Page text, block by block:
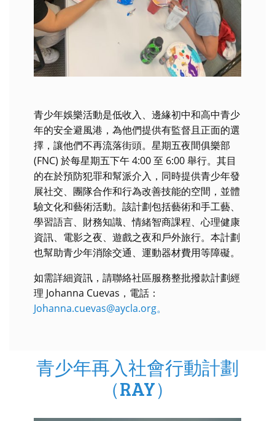
青少年娛樂活動是低收入、邊緣初中和高中青少
年的安全避風港，為他們提供有監督且正面的選
擇，讓他們不再流落街頭。星期五夜間俱樂部
(FNC) 於每星期五下午 4:00 至 6:00 舉行。其目
的在於預防犯罪和幫派介入，同時提供青少年發
展社交、團隊合作和行為改善技能的空間，並體
驗文化和藝術活動。該計劃包括藝術和手工藝、
學習語言、財務知識、情緒智商課程、心理健康
資訊、電影之夜、遊戲之夜和戶外旅行。本計劃
也幫助青少年消除交通、運動器材費用等障礙。
如需詳細資訊，請聯絡社區服務整批撥款計劃經
理 Johanna Cuevas，電話：
Johanna.cuevas@aycla.org。
青少年再入社會行動計劃
（RAY）